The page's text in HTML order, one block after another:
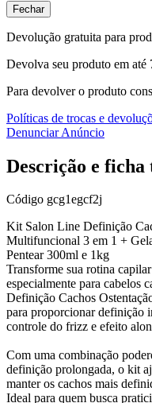
Fechar
Devolução gratuita para
Devolva seu produto em até
Para devolver o produto
Políticas de trocas e
Denunciar Anúncio
Descrição e ficha
Código gcg1egcf2j
Kit Salon Line Definição
Multifuncional 3 em 1 +
Pentear 300ml e 1kg
Transforme sua rotina
especialmente para cabelos
Definição Cachos
para proporcionar definição
controle do frizz e efeito
Com uma combinação
definição prolongada, o kit
manter os cachos mais
Ideal para quem busca